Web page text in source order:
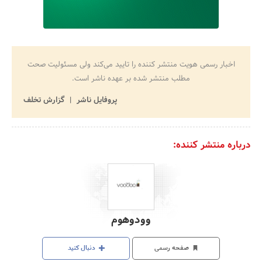
اخبار رسمی هویت منتشر کننده را تایید می‌کند ولی مسئولیت صحت
مطلب منتشر شده بر عهده ناشر است.
پروفایل ناشر
گزارش تخلف
درباره منتشر کننده:
وودوهوم
صفحه رسمی دنبال کنید